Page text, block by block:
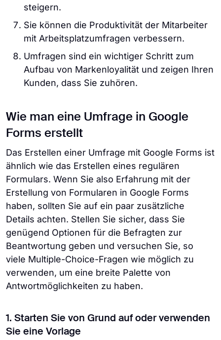
steigern.
Sie können die Produktivität der Mitarbeiter
mit Arbeitsplatzumfragen verbessern.
Umfragen sind ein wichtiger Schritt zum
Aufbau von Markenloyalität und zeigen Ihren
Kunden, dass Sie zuhören.
Wie man eine Umfrage in Google
Forms erstellt
Das Erstellen einer Umfrage mit Google Forms ist
ähnlich wie das Erstellen eines regulären
Formulars. Wenn Sie also Erfahrung mit der
Erstellung von Formularen in Google Forms
haben, sollten Sie auf ein paar zusätzliche
Details achten. Stellen Sie sicher, dass Sie
genügend Optionen für die Befragten zur
Beantwortung geben und versuchen Sie, so
viele Multiple-Choice-Fragen wie möglich zu
verwenden, um eine breite Palette von
Antwortmöglichkeiten zu haben.
1. Starten Sie von Grund auf oder verwenden
Sie eine Vorlage